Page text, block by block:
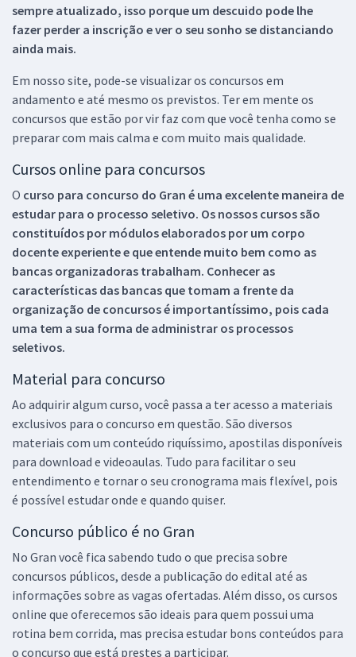
sempre atualizado, isso porque um descuido pode lhe
fazer perder a inscrição e ver o seu sonho se distanciando
ainda mais.
Em nosso site, pode-se visualizar os concursos em
andamento e até mesmo os previstos. Ter em mente os
concursos que estão por vir faz com que você tenha como se
preparar com mais calma e com muito mais qualidade.
Cursos online para concursos
O curso para concurso do Gran é uma excelente maneira de
estudar para o processo seletivo. Os nossos cursos são
constituídos por módulos elaborados por um corpo
docente experiente e que entende muito bem como as
bancas organizadoras trabalham. Conhecer as
características das bancas que tomam a frente da
organização de concursos é importantíssimo, pois cada
uma tem a sua forma de administrar os processos
seletivos.
Material para concurso
Ao adquirir algum curso, você passa a ter acesso a materiais
exclusivos para o concurso em questão. São diversos
materiais com um conteúdo riquíssimo, apostilas disponíveis
para download e videoaulas. Tudo para facilitar o seu
entendimento e tornar o seu cronograma mais flexível, pois
é possível estudar onde e quando quiser.
Concurso público é no Gran
No Gran você fica sabendo tudo o que precisa sobre
concursos públicos, desde a publicação do edital até as
informações sobre as vagas ofertadas. Além disso, os cursos
online que oferecemos são ideais para quem possui uma
rotina bem corrida, mas precisa estudar bons conteúdos para
o concurso que está prestes a participar.